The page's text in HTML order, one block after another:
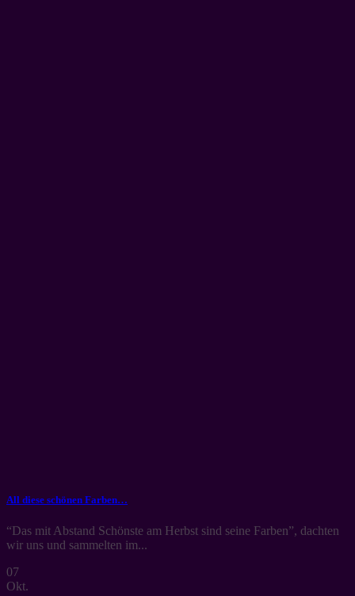
All diese schönen Farben…
“Das mit Abstand Schönste am Herbst sind seine Farben”, dachten
wir uns und sammelten im...
07
Okt.